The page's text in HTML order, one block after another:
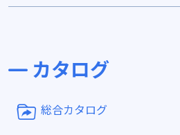
カタログ
総合カタログ